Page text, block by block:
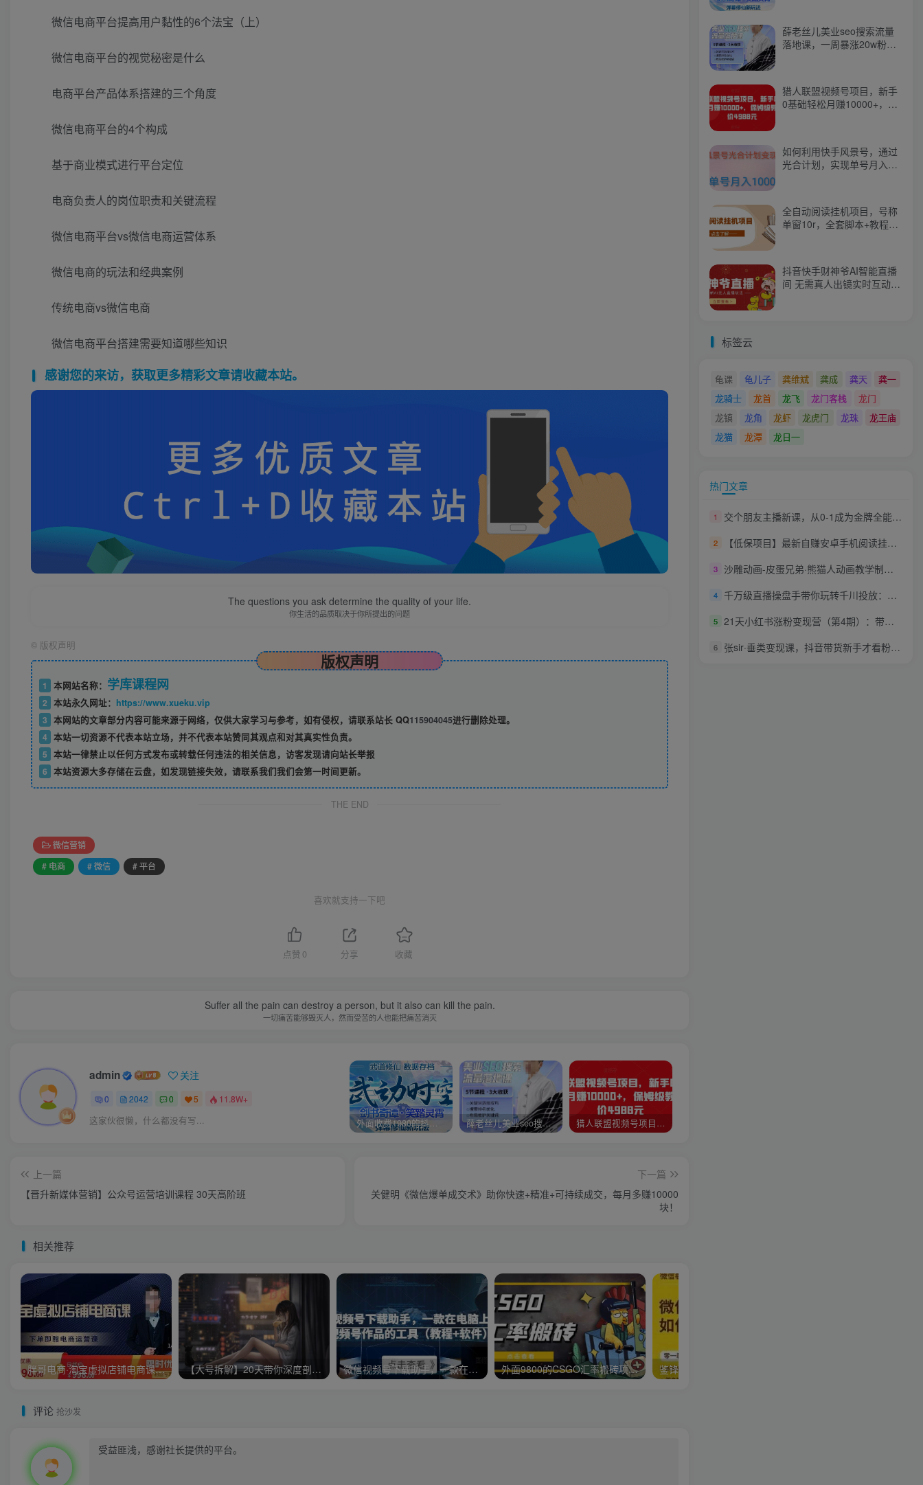
微信电商平台提高用户黏性的6个法宝（上）
微信电商平台的视觉秘密是什么
电商平台产品体系搭建的三个角度
微信电商平台的4个构成
基于商业模式进行平台定位
电商负责人的岗位职责和关键流程
微信电商平台vs微信电商运营体系
微信电商的玩法和经典案例
传统电商vs微信电商
微信电商平台搭建需要知道哪些知识
感谢您的来访，获取更多精彩文章请收藏本站。
The questions you ask determine the quality of your life.
你生活的品质取决于你所提出的问题
© 版权声明
版权声明
1 本网站名称： 学库课程网
2 本站永久网址： https://www.xueku.vip
3 本网站的文章部分内容可能来源于网络，仅供大家学习与参考，如有侵权，请联系站长 QQ115904045进行删除处理。
4 本站一切资源不代表本站立场，并不代表本站赞同其观点和对其真实性负责。
5 本站一律禁止以任何方式发布或转载任何违法的相关信息，访客发现请向站长举报
6 本站资源大多存储在云盘，如发现链接失效，请联系我们我们会第一时间更新。
THE END
微信营销
# 电商
# 微信 # 平台
喜欢就支持一下吧
点赞 0 分享 收藏
Suffer all the pain can destroy a person, but it also can kill the pain.
一切痛苦能够毁灭人，然而受苦的人也能把痛苦消灭
admin 关注
0 2042 0 5 11.8W+
这家伙很懒，什么都没有写... 外面收费1980的抖音武动时空直播项目，无需真人出镜，实时互动直播【软件+详细教程】 薛老丝儿美业seo搜索流量落地课，一周暴涨20w粉丝，全干货讲解 猎人联盟视频号项目，新手0基础轻松月赚10000+，保姆级教程原价4988元
上一篇
【晋升新媒体营销】公众号运营培训课程 30天高阶班
下一篇
关健明《微信爆单成交术》助你快速+精准+可持续成交，每月多赚10000
块！
相关推荐
胖哥电商·淘宝虚拟店铺电商课，解决小白做电商的困惑，新人一台手机也能做电商 【大号拆解】20天带你深度剖析40个顶级微信公众号 微信视频号下载助手，一款在电脑上下载视频号作品的工具（教程+软件） 外面9800的CSGO汇率搬砖项目，一个月轻松赚几千【选品软件+详细教程】
评论 抢沙发
薛老丝儿美业seo搜索流量
落地课，一周暴涨20w粉
猎人联盟视频号项目，新手
0基础轻松月赚10000+，保
如何利用快手风景号，通过
光合计划，实现单号月入
全自动阅读挂机项目，号称
单窗10r，全套脚本+教程，
抖音快手财神爷AI智能直播
间 无需真人出镜实时互动
标签云
龟课 龟儿子 龚维斌 龚成 龚天
龚一
龙骑士
龙首 龙飞 龙门客栈
龙门
龙镇
龙角 龙虾 龙虎门 龙珠
龙王庙
龙猫
龙潭 龙日一
热门文章
1 交个朋友主播新课，从0-1成为金牌全能主播，帮你在抖音赚到钱
2 【低保项目】最新自赚安卓手机阅读挂机项目，支持70+个平台 一键自动挂机
3 沙雕动画-皮蛋兄弟·熊猫人动画教学制作，全套素材文案教程分享！
4 千万级直播操盘手带你玩转千川投放：从入门到精通，快速掌握核心操作
5 21天小红书涨粉变现营（第4期）：带你掌握小红书爆款玩法，月赚10W+秘密
6 张sir·垂类变现课，抖音带货新手才看粉丝量，高手都看变现效率